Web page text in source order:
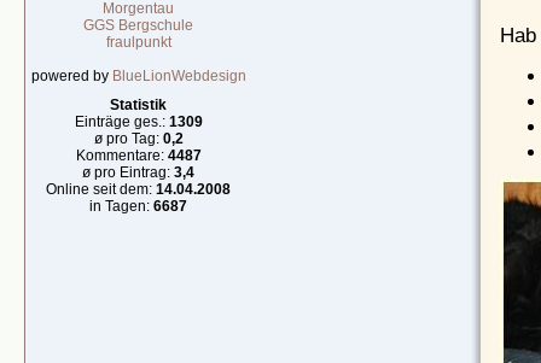
Morgentau
GGS Bergschule
fraulpunkt
powered by BlueLionWebdesign
Statistik
Einträge ges.: 1309
ø pro Tag: 0,2
Kommentare: 4487
ø pro Eintrag:3,4
Online seit dem:14.04.2008
in Tagen:6687